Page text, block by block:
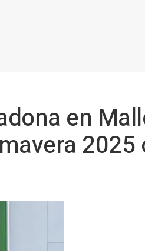
en
2025